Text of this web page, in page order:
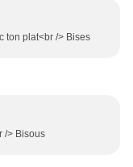
ton plat<br /> Bises
/> Bisous